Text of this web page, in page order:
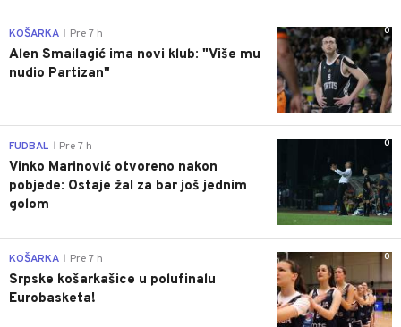
0
KOŠARKA Pre 7 h
Alen Smailagić ima novi klub: "Više mu
nudio Partizan"
0
FUDBAL Pre 7 h
Vinko Marinović otvoreno nakon
pobjede: Ostaje žal za bar još jednim
golom
0
KOŠARKA Pre 7 h
Srpske košarkašice u polufinalu
Eurobasketa!